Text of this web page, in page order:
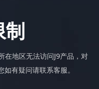
制
在地区无法访问J9产品，对
有疑问请联系客服。